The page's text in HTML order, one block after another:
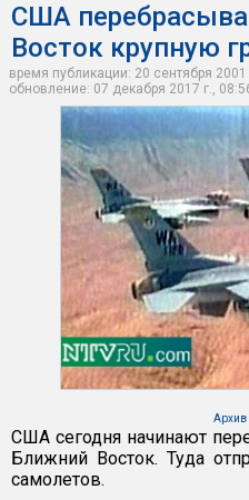
США
Восток крупную
время публикации: 20 сентября
обновление: 07 декабря 2017 г.,
США сегодня начинают
Ближний Восток. Туда
самолетов.